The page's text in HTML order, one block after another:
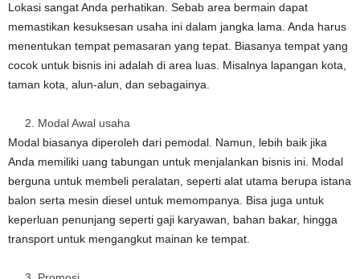
Lokasi sangat Anda perhatikan. Sebab area bermain dapat
memastikan kesuksesan usaha ini dalam jangka lama. Anda harus
menentukan tempat pemasaran yang tepat. Biasanya tempat yang
cocok untuk bisnis ini adalah di area luas. Misalnya lapangan kota,
taman kota, alun-alun, dan sebagainya.
Modal Awal usaha
Modal biasanya diperoleh dari pemodal. Namun, lebih baik jika
Anda memiliki uang tabungan untuk menjalankan bisnis ini. Modal
berguna untuk membeli peralatan, seperti alat utama berupa istana
balon serta mesin diesel untuk memompanya. Bisa juga untuk
keperluan penunjang seperti gaji karyawan, bahan bakar, hingga
transport untuk mengangkut mainan ke tempat.